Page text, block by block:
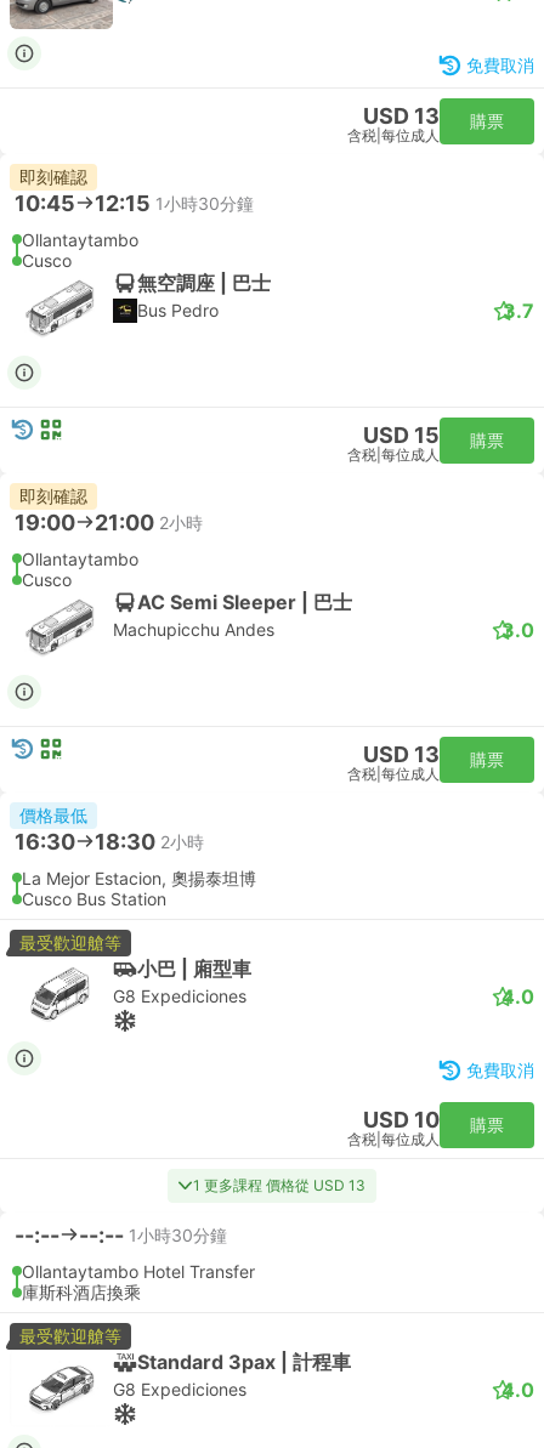
免費取消
USD 13
含税 每位成人
購票
即刻確認
10:45 12:15 1小時30分鐘
Ollantaytambo
Cusco
無空調座 | 巴士
Bus Pedro 3.7
USD 15
含税 每位成人
購票
即刻確認
19:00 21:00 2小時
Ollantaytambo
Cusco
AC Semi Sleeper | 巴士
Machupicchu Andes 3.0
USD 13
含税 每位成人
購票
價格最低
16:30 18:30 2小時
La Mejor Estacion, 奧揚泰坦博
Cusco Bus Station
最受歡迎艙等
小巴 | 廂型車
G8 Expediciones 4.0
免費取消
USD 10
含税 每位成人
購票
1 更多課程 價格從 USD 13
--:-- --:-- 1小時30分鐘
Ollantaytambo Hotel Transfer
庫斯科酒店換乘
最受歡迎艙等
Standard 3pax | 計程車
G8 Expediciones 4.0